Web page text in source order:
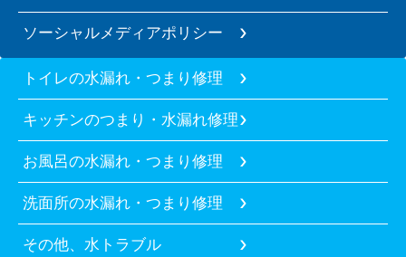
ソーシャルメディアポリシー
トイレの水漏れ・つまり修理
キッチンのつまり・水漏れ修理
お風呂の水漏れ・つまり修理
洗面所の水漏れ・つまり修理
その他、水トラブル